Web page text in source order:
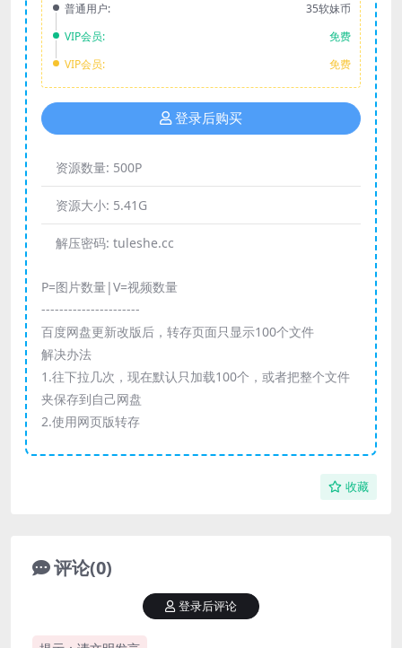
普通用户:
35软妹币
VIP会员:
免费
VIP会员:
免费
登录后购买
资源数量: 500P
资源大小: 5.41G
解压密码: tuleshe.cc
P=图片数量|V=视频数量
----------------------
百度网盘更新改版后，转存页面只显示100个文件
解决办法
1.往下拉几次，现在默认只加载100个，或者把整个文件
夹保存到自己网盘
2.使用网页版转存
收藏
评论(0)
登录后评论